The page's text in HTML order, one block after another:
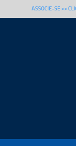
ASSOCIE-SE >>